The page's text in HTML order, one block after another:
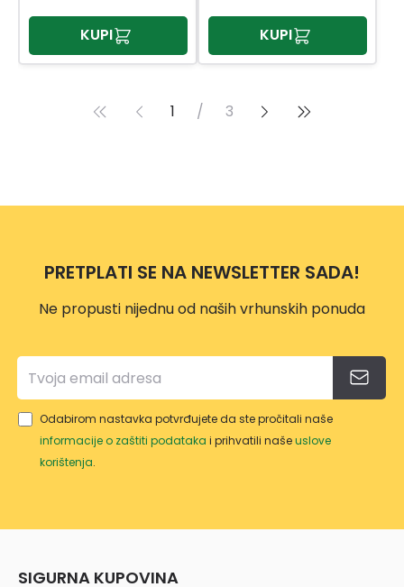
KUPI KUPI
1 / 3
PRETPLATI SE NA NEWSLETTER SADA!
Ne propusti nijednu od naših vrhunskih ponuda
Odabirom nastavka potvrđujete da ste pročitali naše
informacije o zaštiti podataka i prihvatili našeuslove
korištenja.
SIGURNA KUPOVINA